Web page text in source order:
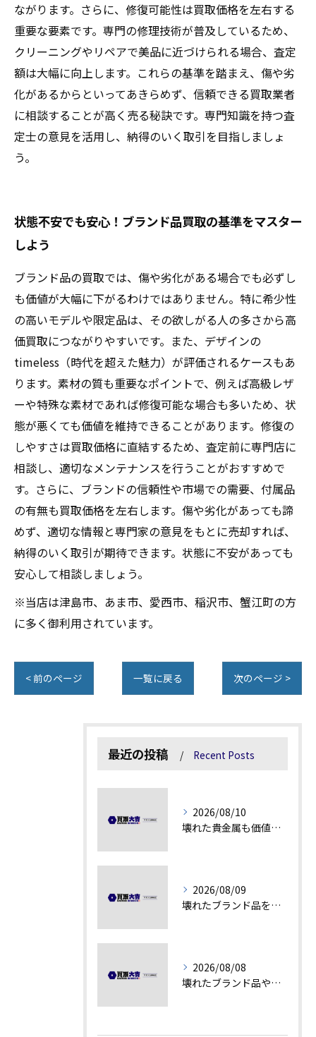
ながります。さらに、修復可能性は買取価格を左右する
重要な要素です。専門の修理技術が普及しているため、
クリーニングやリペアで美品に近づけられる場合、査定
額は大幅に向上します。これらの基準を踏まえ、傷や劣
化があるからといってあきらめず、信頼できる買取業者
に相談することが高く売る秘訣です。専門知識を持つ査
定士の意見を活用し、納得のいく取引を目指しましょ
う。
状態不安でも安心！ブランド品買取の基準をマスター
しよう
ブランド品の買取では、傷や劣化がある場合でも必ずし
も価値が大幅に下がるわけではありません。特に希少性
の高いモデルや限定品は、その欲しがる人の多さから高
価買取につながりやすいです。また、デザインの
timeless（時代を超えた魅力）が評価されるケースもあ
ります。素材の質も重要なポイントで、例えば高級レザ
ーや特殊な素材であれば修復可能な場合も多いため、状
態が悪くても価値を維持できることがあります。修復の
しやすさは買取価格に直結するため、査定前に専門店に
相談し、適切なメンテナンスを行うことがおすすめで
す。さらに、ブランドの信頼性や市場での需要、付属品
の有無も買取価格を左右します。傷や劣化があっても諦
めず、適切な情報と専門家の意見をもとに売却すれば、
納得のいく取引が期待できます。状態に不安があっても
安心して相談しましょう。
※当店は津島市、あま市、愛西市、稲沢市、蟹江町の方
に多く御利用されています。
< 前のページ 一覧に戻る 次のページ >
最近の投稿 Recent Posts
2026/08/10
壊れた貴金属も価値を見極める方法
2026/08/09
壊れたブランド品を高額査定に変える秘訣
2026/08/08
壊れたブランド品や汚れアクセサリーの買取価値解説